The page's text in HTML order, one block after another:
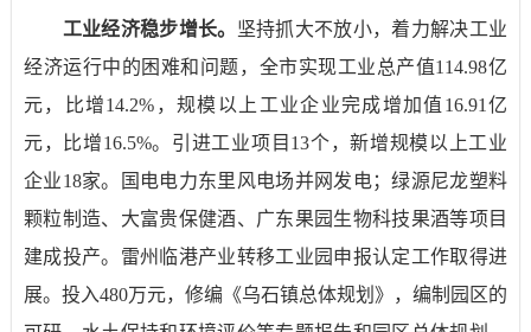
工业经济稳步增长。 坚持抓大不放小，着力解决工业
经济运行中的困难和问题，全市实现工业总产值114.98亿
元，比增14.2% ，规模以上工业企业完成增加值 16.91 亿
元，比增16.5%。引进工业项目 13个，新增规模以上工业
企业18家。国电电力东里风电场并网发电；绿源尼龙塑料
颗粒制造、大富贵保健酒、广东果园生物科技果酒等项目
建成投产。雷州临港产业转移工业园申报认定工作取得进
展。投入480万元，修编《乌石镇总体规划》，编制园区的